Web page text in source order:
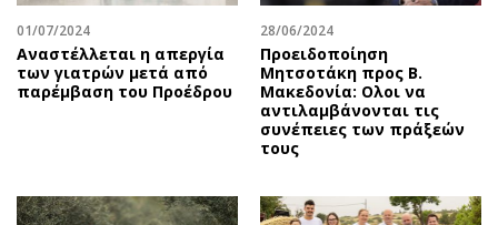
AstroBank Properties
Trends
Ενέργεια
Κόσμος
Περιβάλλον
Good Life
Γυναίκα
Showbiz
Ταξίδια
Έξοδος
01/07/2024
Αναστέλλεται η απεργία
των γιατρών μετά από
παρέμβαση του Προέδρου
28/06/2024
Προειδοποίηση
Μητσοτάκη προς Β.
Μακεδονία: Ολοι να
αντιλαμβάνονται τις
συνέπειες των πράξεών
τους